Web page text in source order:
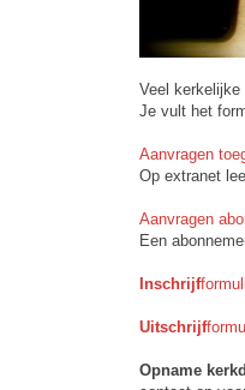
Veel
Je vult het
Aanvragen
Op extranet
Aanvragen
Een
Inschrijf
Uitschrijf
Opname